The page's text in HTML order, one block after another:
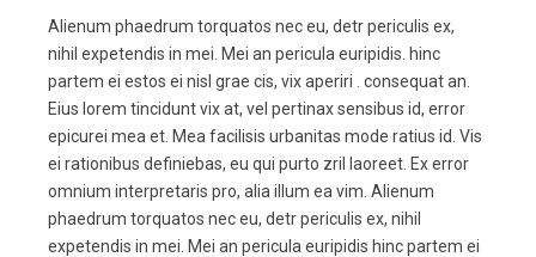
Alienum phaedrum torquatos nec eu, detr periculis ex,
nihil expetendis in mei. Mei an pericula euripidis. hinc
partem ei estos ei nisl grae cis, vix aperiri . consequat an.
Eius lorem tincidunt vix at, vel pertinax sensibus id, error
epicurei mea et. Mea facilisis urbanitas mode ratius id. Vis
ei rationibus definiebas, eu qui purto zril laoreet. Ex error
omnium interpretaris pro, alia illum ea vim. Alienum
phaedrum torquatos nec eu, detr periculis ex, nihil
expetendis in mei. Mei an pericula euripidis hinc partem ei